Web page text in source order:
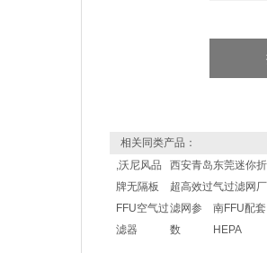
相关同类产品：
,沃尼风品
牌无隔板
FFU空气过
滤器
西安青岛
超高效过
滤网参
数
东莞迷你
气过滤网
南FFU配套
HEPA